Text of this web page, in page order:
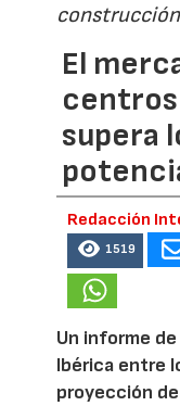
construcción
El
supera
Redacción
1519
Un informe de
Ibérica entre
proyección